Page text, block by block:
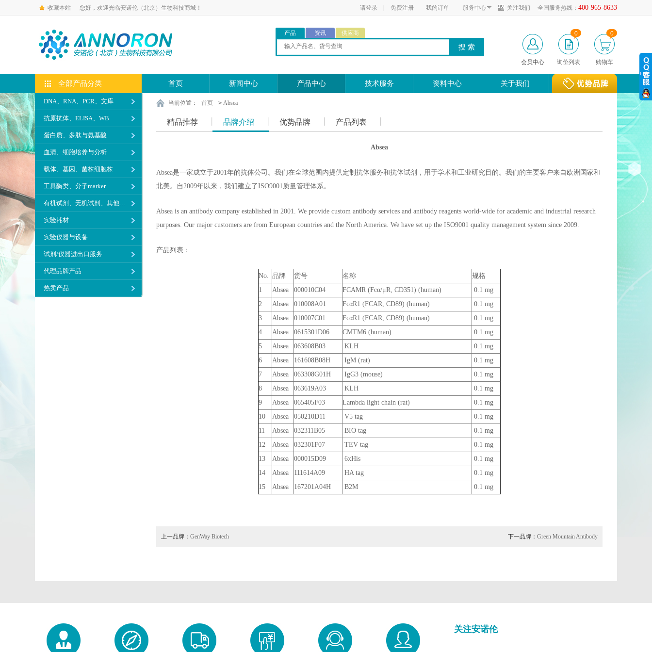
收藏本站 您好，欢迎光临安诺伦（北京）生物科技商城！ 全国服务热线： 400-965-8633
关注我们
服务中心
请登录 免费注册 我的订单
产品 资讯 供应商
会员中心 询价列表
0
购物车
0
全部产品分类
DNA、RNA、PCR、文库
抗原抗体、ELISA、WB
蛋白质、多肽与氨基酸
血清、细胞培养与分析
载体、基因、菌株细胞株
工具酶类、分子marker
有机试剂、无机试剂、其他生化试剂
实验耗材
实验仪器与设备
试剂/仪器进出口服务
代理品牌产品
热卖产品
首页 新闻中心 产品中心 技术服务 资料中心 关于我们
当前位置： 首页 > Absea
精品推荐 品牌介绍 优势品牌 产品列表
Absea
Absea是一家成立于2001年的抗体公司。我们在全球范围内提供定制抗体服务和抗体试剂，用于学术和工业研究目的。我们的主要客户来自欧洲国家和
北美。自2009年以来，我们建立了ISO9001质量管理体系。
Absea is an antibody company established in 2001. We provide custom antibody services and antibody reagents world-wide for academic and industrial research
purposes. Our major customers are from European countries and the North America. We have set up the ISO9001 quality management system since 2009.
产品列表：
No. 品牌 货号 名称
规格
1
Absea 000010C04 FCAMR (Fcα/μR, CD351) (human)
0.1 mg
2
Absea 010008A01 FcαR1 (FCAR, CD89) (human)
0.1 mg
3
Absea 010007C01 FcαR1 (FCAR, CD89) (human)
0.1 mg
4
Absea 0615301D06 CMTM6 (human)
0.1 mg
5
Absea 063608B03 KLH
0.1 mg
6
Absea 161608B08H IgM (rat)
0.1 mg
7
Absea 063308G01H IgG3 (mouse)
0.1 mg
8
Absea 063619A03 KLH
0.1 mg
9
Absea 065405F03 Lambda light chain (rat)
0.1 mg
10
Absea 050210D11 V5 tag
0.1 mg
11
Absea 032311B05 BIO tag
0.1 mg
12
Absea 032301F07 TEV tag
0.1 mg
13
Absea 000015D09 6xHis
0.1 mg
14
Absea 111614A09 HA tag
0.1 mg
15
Absea 167201A04H B2M 0.1 mg
上一品牌： GenWay Biotech 下一品牌： Green Mountain Antibody
关注安诺伦